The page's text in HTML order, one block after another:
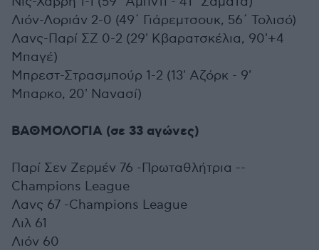
Λιόν-Λοριάν 2-0 (49΄ Γιάρεμτσουκ, 56΄ Τολισό)
Λανς-Παρί ΣΖ 0-2 (29' Κβαρατσκέλια, 90'+4
Μπαγέ)
Μπρεστ-Στρασμπούρ 1-2 (13' Αζόρκ - 9'
Μπαρκο, 20' Νανασί)
ΒΑΘΜΟΛΟΓΙΑ (σε 33 αγώνες)
Παρί Σεν Ζερμέν 76 -Πρωταθλήτρια --
Champions League
Λανς 67 -Champions League
Λιλ 61
Λιόν 60